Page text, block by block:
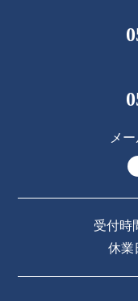
メ
受付時
休業